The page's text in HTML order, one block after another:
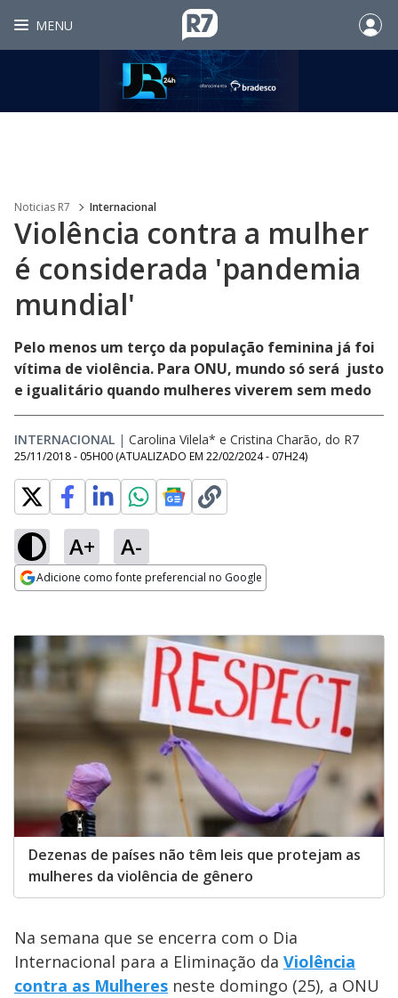
MENU
Noticias R7 Internacional
Violência contra a mulher
é considerada 'pandemia
mundial'
Pelo menos um terço da população feminina já foi
vítima de violência. Para ONU, mundo só será justo
e igualitário quando mulheres viverem sem medo
INTERNACIONAL | Carolina Vilela* e Cristina Charão, do R7
25/11/2018 - 05H00 (ATUALIZADO EM 22/02/2024 - 07H24)
A+ A-
Adicione como fonte preferencial no Google
Dezenas de países não têm leis que protejam as
mulheres da violência de gênero
Na semana que se encerra com o Dia
Internacional para a Eliminação da Violência
contra as Mulheres neste domingo (25), a ONU